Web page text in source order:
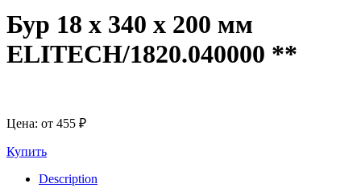
Бур 18 х 340 х 200 мм
ELITECH/1820.040000 **
Цена: от 455 ₽
Купить
Description